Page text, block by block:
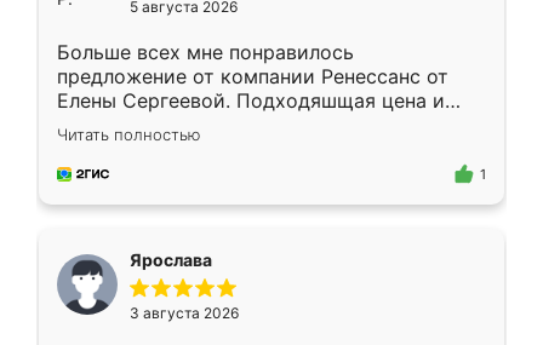
5 августа 2026
Больше всех мне понравилось
предложение от компании Ренессанс от
Елены Сергеевой. Подходяшщая цена и
короткие сроки изготовления. Приехавший
для замера сотрудник Владислав
предложил по моему эскизу самый
Читать полностью
1
Ярослава
3 августа 2026